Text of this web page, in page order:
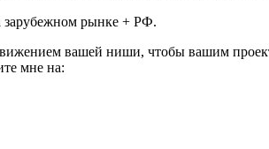
зарубежном рынке + РФ.
вашей ниши, чтобы вашим
мне на: